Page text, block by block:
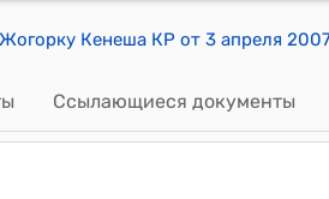
Ссылающиеся документы